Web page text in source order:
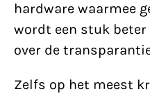
hardware waarmee
wordt een stuk beter
over de
Zelfs op het meest